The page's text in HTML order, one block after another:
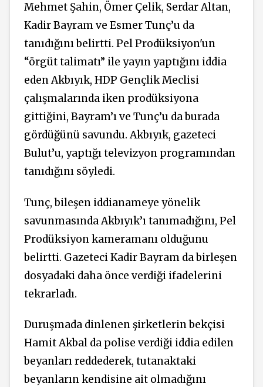
Mehmet Şahin, Ömer Çelik, Serdar Altan,
Kadir Bayram ve Esmer Tunç’u da
tanıdığını belirtti. Pel Prodüksiyon'un
“örgüt talimatı” ile yayın yaptığını iddia
eden Akbıyık, HDP Gençlik Meclisi
çalışmalarında iken prodüksiyona
gittiğini, Bayram’ı ve Tunç’u da burada
gördüğünü savundu. Akbıyık, gazeteci
Bulut’u, yaptığı televizyon programından
tanıdığını söyledi.
Tunç, bileşen iddianameye yönelik
savunmasında Akbıyık’ı tanımadığını, Pel
Prodüksiyon kameramanı olduğunu
belirtti. Gazeteci Kadir Bayram da birleşen
dosyadaki daha önce verdiği ifadelerini
tekrarladı.
Duruşmada dinlenen şirketlerin bekçisi
Hamit Akbal da polise verdiği iddia edilen
beyanları reddederek, tutanaktaki
beyanların kendisine ait olmadığını